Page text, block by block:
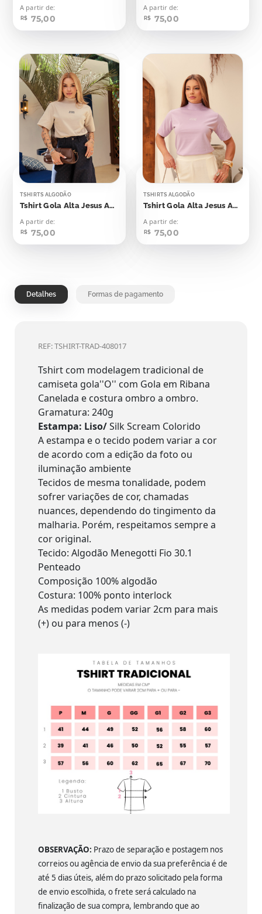
A partir de:
R$ 75,00
A partir de:
R$ 75,00
TSHIRTS ALGODÃO
Tshirt Gola Alta Jesus Aplicação
A partir de:
R$ 75,00
TSHIRTS ALGODÃO
Tshirt Gola Alta Jesus Aplicação
A partir de:
R$ 75,00
Detalhes Formas de pagamento
REF: TSHIRT-TRAD-408017
Tshirt com modelagem tradicional de
camiseta gola''O'' com Gola em Ribana
Canelada e costura ombro a ombro.
Gramatura: 240g
Estampa: Liso/Silk Scream Colorido
A estampa e o tecido podem variar a cor
de acordo com a edição da foto ou
iluminação ambiente
Tecidos de mesma tonalidade, podem
sofrer variações de cor, chamadas
nuances, dependendo do tingimento da
malharia. Porém, respeitamos sempre a
cor original.
Tecido: Algodão Menegotti Fio 30.1
Penteado
Composição 100% algodão
Costura: 100% ponto interlock
As medidas podem variar 2cm para mais
(+) ou para menos (-)
OBSERVAÇÃO: Prazo de separação e postagem nos
correios ou agência de envio da sua preferência é de
até 5 dias úteis, além do prazo solicitado pela forma
de envio escolhida, o frete será calculado na
finalização de sua compra, lembrando que ao